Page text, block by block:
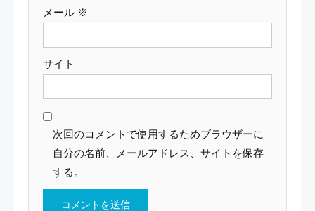
メール ※
サイト
次回のコメントで使用するためブラウザーに
自分の名前、メールアドレス、サイトを保存
する。